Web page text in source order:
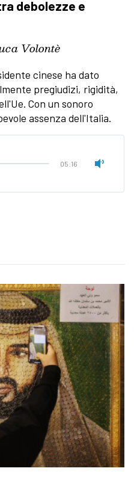
debolezze e
Volontè
cinese ha dato
pregiudizi, rigidità,
Con un sonoro
assenza dell'Italia.
05:16